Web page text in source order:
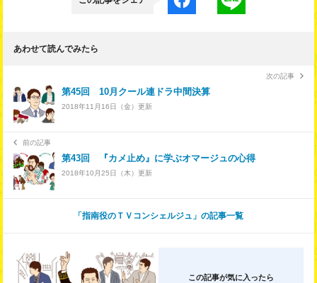
あわせて読んでみたら
第45回 10月クール連ドラ中間決算
2018年11月16日 （金）更新
次の記事
第43回 『カメ止め』に学ぶオマージュの心得
2018年10月25日 （木）更新
前の記事
「指南役のＴＶコンシェルジュ」の記事一覧
この記事が気に入ったら